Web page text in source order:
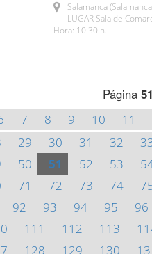
Salamanca
LUGAR Sala de
Hora: 10:30 h.
Página 51
7 8 9 10 11
29 30 31 32
50 51 52 53
71 72 73 74
92 93 94 95 96
111 112 113
128 129 130